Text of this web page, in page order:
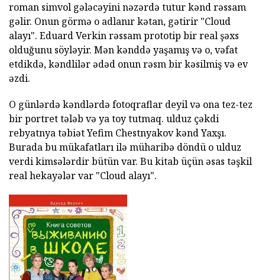
roman simvol gələcəyini nəzərdə tutur kənd rəssam
gəlir. Onun görmə o adlanır kətan, gətirir "Cloud
alayı". Eduard Verkin rəssam prototip bir real şəxs
olduğunu söyləyir. Mən kənddə yaşamış və o, vəfat
etdikdə, kəndlilər ədəd onun rəsm bir kəsilmiş və ev
əzdi.
O günlərdə kəndlərdə fotoqraflar deyil və ona tez-tez
bir portret tələb və ya toy tutmaq. ulduz çəkdi
rebyatnya təbiət Yefim Chestnyakov kənd Yaxşı.
Burada bu mükafatları ilə müharibə döndü o ulduz
verdi kimsələrdir bütün var. Bu kitab üçün əsas təşkil
real hekayələr var "Cloud alayı".